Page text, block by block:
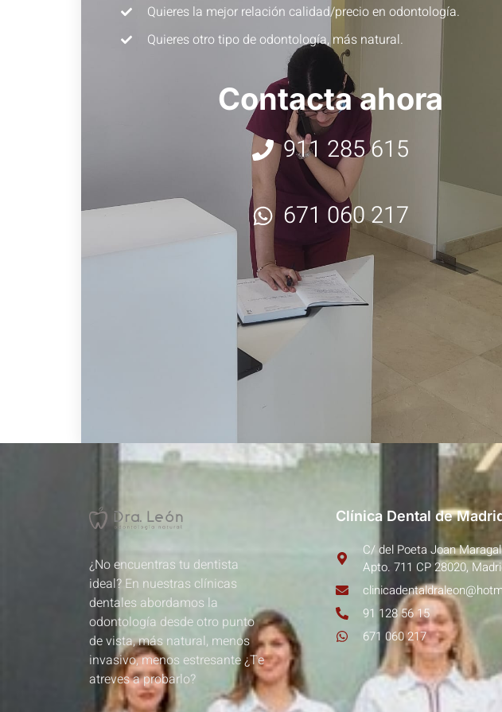
Quieres la mejor relación calidad/precio en odontología.
Quieres otro tipo de odontología, más natural.
Contacta ahora
911 285 615
671 060 217
¿No encuentras tu dentista
ideal? En nuestras clínicas
dentales abordamos la
odontología desde otro punto
de vista, más natural, menos
invasivo, menos estresante ¿Te
atreves a probarlo?
Clínica Dental de
C/ del Poeta Joan
Apto. 711 CP 28020,
91 128 56 15
671 060 217